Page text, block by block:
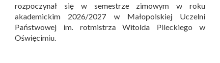
rozpoczynał się w semestrze zimowym w roku
akademickim 2026/2027 w Małopolskiej Uczelni
Państwowej im. rotmistrza Witolda Pileckiego w
Oświęcimiu.